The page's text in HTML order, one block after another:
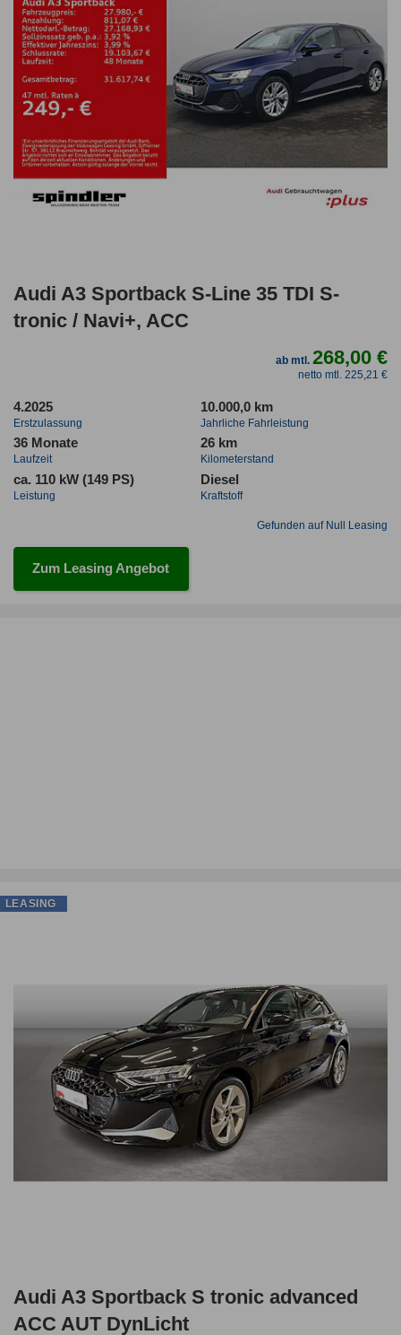
Audi A3 Sportback S-Line 35 TDI S-
tronic / Navi+, ACC
ab mtl.268,00 €
netto mtl. 225,21 €
4.2025
Erstzulassung
10.000,0 km
Jahrliche Fahrleistung
36 Monate
Laufzeit
26 km
Kilometerstand
ca. 110 kW (149 PS)
Leistung
Diesel
Kraftstoff
Gefunden auf Null Leasing
Zum Leasing Angebot
Audi A3 Sportback S tronic advanced
ACC AUT DynLicht
LEASING